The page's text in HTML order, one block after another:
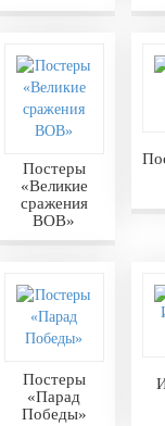
Постеры
«Великие
сражения
ВОВ»
Постеры
«Парад
Победы»